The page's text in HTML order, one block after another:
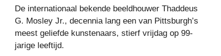
De internationaal bekende beeldhouwer Thaddeus
G. Mosley Jr., decennia lang een van Pittsburgh’s
meest geliefde kunstenaars, stierf vrijdag op 99-
jarige leeftijd.